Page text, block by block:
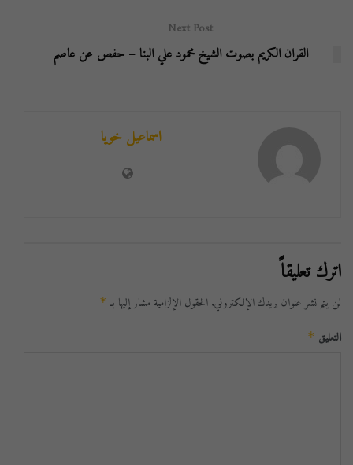
Next Post
القران الكريم بصوت الشيخ محمود علي البنا – حفص عن عاصم
اسماعيل خويا
اترك تعليقاً
لن يتم نشر عنوان بريدك الإلكتروني. الحقول الإلزامية مشار إليها بـ *
التعليق *